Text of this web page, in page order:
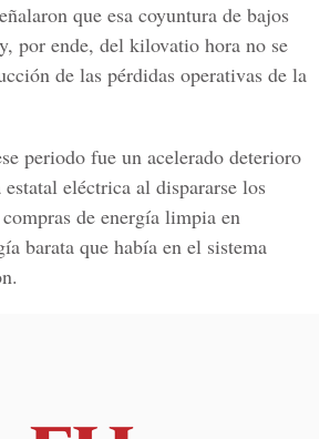
que esa coyuntura de bajos
por ende, del kilovatio hora no se
de las pérdidas operativas de la
periodo fue un acelerado deterioro
eléctrica al dispararse los
de energía limpia en
barata que había en el sistema